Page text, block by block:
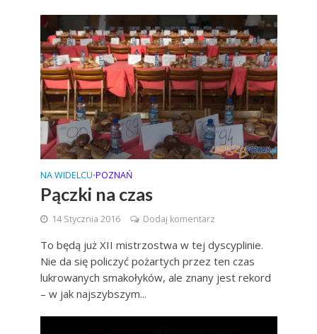
NA WIDELCU•POZNAŃ
Pączki na czas
14 Stycznia 2016 Dodaj komentarz
To będą już XII mistrzostwa w tej dyscyplinie.
Nie da się policzyć pożartych przez ten czas
lukrowanych smakołyków, ale znany jest rekord
– w jak najszybszym...